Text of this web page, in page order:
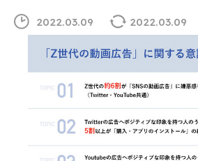
2022.03.09 2022.03.09